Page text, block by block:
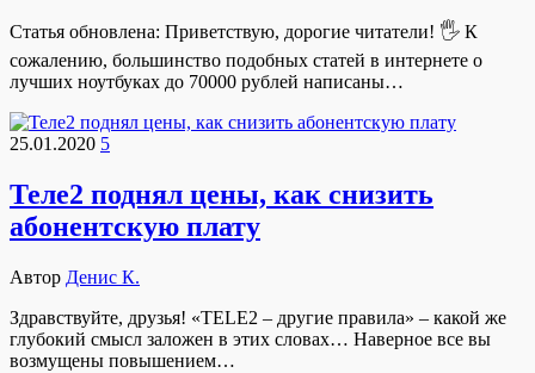
Статья обновлена: Приветствую, дорогие читатели! 🖐 К
сожалению, большинство подобных статей в интернете о
лучших ноутбуках до 70000 рублей написаны…
25.01.2020 5
Теле2 поднял цены, как снизить
абонентскую плату
Автор Денис К.
Здравствуйте, друзья! «TELE2 – другие правила» – какой же
глубокий смысл заложен в этих словах… Наверное все вы
возмущены повышением…